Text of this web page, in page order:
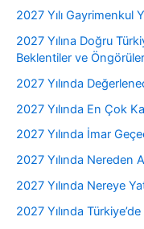
2027 Yılı Gayrimenkul
2027 Yılına Doğru
Beklentiler ve Öngörüler
2027 Yılında
2027 Yılında En Çok
2027 Yılında İmar
2027 Yılında Nereden
2027 Yılında Nereye
2027 Yılında